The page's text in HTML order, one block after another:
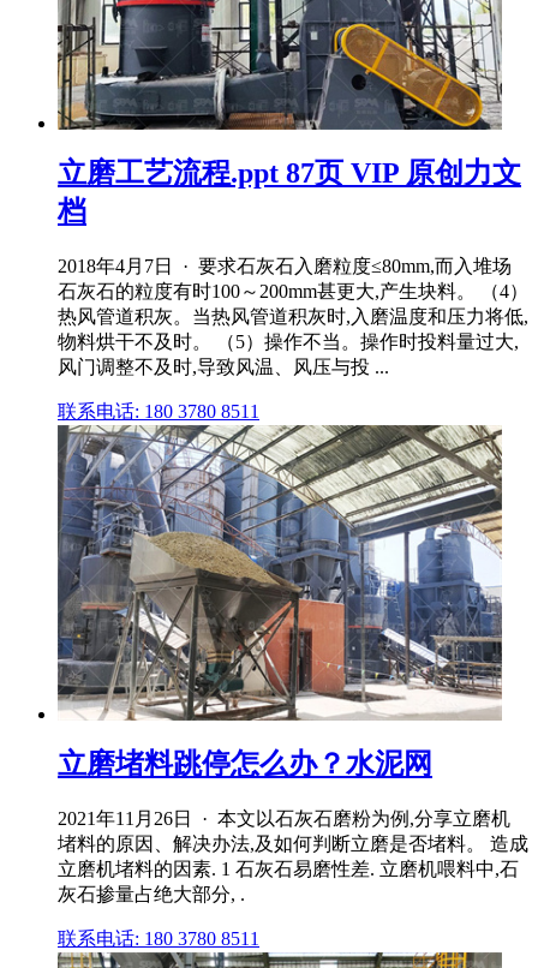
立磨工艺流程.ppt 87页 VIP 原创力文
档
2018年4月7日 · 要求石灰石入磨粒度≤80mm,而入堆场
石灰石的粒度有时100～200mm甚更大,产生块料。 （4）
热风管道积灰。当热风管道积灰时,入磨温度和压力将低,
物料烘干不及时。 （5）操作不当。操作时投料量过大,
风门调整不及时,导致风温、风压与投 ...
联系电话: 180 3780 8511
立磨堵料跳停怎么办？水泥网
2021年11月26日 · 本文以石灰石磨粉为例,分享立磨机
堵料的原因、解决办法,及如何判断立磨是否堵料。 造成
立磨机堵料的因素. 1 石灰石易磨性差. 立磨机喂料中,石
灰石掺量占绝大部分, .
联系电话: 180 3780 8511